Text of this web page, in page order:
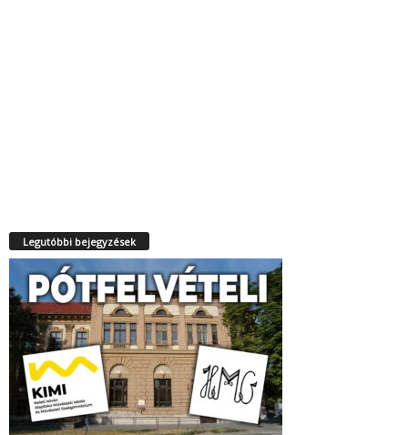
Legutóbbi bejegyzések